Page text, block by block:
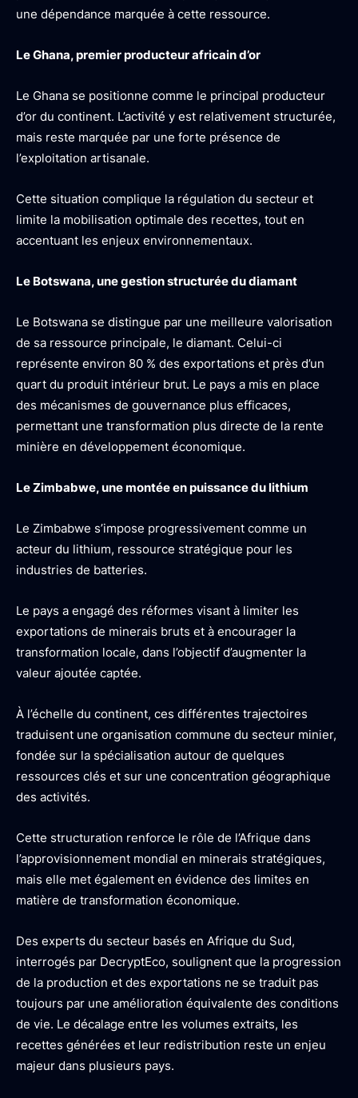
une dépendance marquée à cette ressource.
Le Ghana, premier producteur africain d’or
Le Ghana se positionne comme le principal producteur
d’or du continent. L’activité y est relativement structurée,
mais reste marquée par une forte présence de
l’exploitation artisanale.
Cette situation complique la régulation du secteur et
limite la mobilisation optimale des recettes, tout en
accentuant les enjeux environnementaux.
Le Botswana, une gestion structurée du diamant
Le Botswana se distingue par une meilleure valorisation
de sa ressource principale, le diamant. Celui-ci
représente environ 80 % des exportations et près d’un
quart du produit intérieur brut. Le pays a mis en place
des mécanismes de gouvernance plus efficaces,
permettant une transformation plus directe de la rente
minière en développement économique.
Le Zimbabwe, une montée en puissance du lithium
Le Zimbabwe s’impose progressivement comme un
acteur du lithium, ressource stratégique pour les
industries de batteries.
Le pays a engagé des réformes visant à limiter les
exportations de minerais bruts et à encourager la
transformation locale, dans l’objectif d’augmenter la
valeur ajoutée captée.
À l’échelle du continent, ces différentes trajectoires
traduisent une organisation commune du secteur minier,
fondée sur la spécialisation autour de quelques
ressources clés et sur une concentration géographique
des activités.
Cette structuration renforce le rôle de l’Afrique dans
l’approvisionnement mondial en minerais stratégiques,
mais elle met également en évidence des limites en
matière de transformation économique.
Des experts du secteur basés en Afrique du Sud,
interrogés par DecryptEco, soulignent que la progression
de la production et des exportations ne se traduit pas
toujours par une amélioration équivalente des conditions
de vie. Le décalage entre les volumes extraits, les
recettes générées et leur redistribution reste un enjeu
majeur dans plusieurs pays.